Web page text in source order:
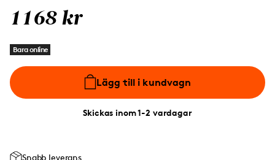
1168 kr
Bara online
Lägg till i kundvagn
Skickas inom 1-2 vardagar
Snabb leverans